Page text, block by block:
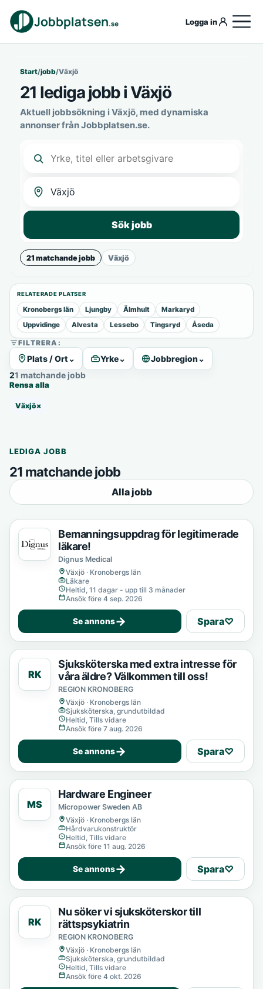
Logga in
Start/jobb/Växjö
21 lediga jobb i Växjö
Aktuell jobbsökning i Växjö, med dynamiska
annonser från Jobbplatsen.se.
Sök jobb
21 matchande jobb Växjö
RELATERADE PLATSER
Kronobergs län Ljungby Älmhult
Markaryd
Uppvidinge
Alvesta Lessebo Tingsryd Åseda
FILTRERA:
Plats / Ort ⌄ Yrke⌄ Jobbregion⌄
21 matchande jobb
Rensa alla
Växjö×
LEDIGA JOBB
21 matchande jobb
Alla jobb
Bemanningsuppdrag för legitimerade
läkare!
Dignus Medical
Växjö · Kronobergs län
Läkare
Heltid, 11 dagar - upp till 3 månader
Ansök före 4 sep. 2026
Se annons→ Spara♡
RK
Sjuksköterska med extra intresse för
våra äldre? Välkommen till oss!
REGION KRONOBERG
Växjö · Kronobergs län
Sjuksköterska, grundutbildad
Heltid, Tills vidare
Ansök före 7 aug. 2026
Se annons→ Spara♡
MS
Hardware Engineer
Micropower Sweden AB
Växjö · Kronobergs län
Hårdvarukonstruktör
Heltid, Tills vidare
Ansök före 11 aug. 2026
Se annons→ Spara♡
RK
Nu söker vi sjuksköterskor till
rättspsykiatrin
REGION KRONOBERG
Växjö · Kronobergs län
Sjuksköterska, grundutbildad
Heltid, Tills vidare
Ansök före 4 okt. 2026